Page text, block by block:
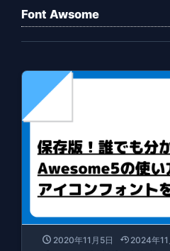
Font Awsome
2020年11月5日 2024年11